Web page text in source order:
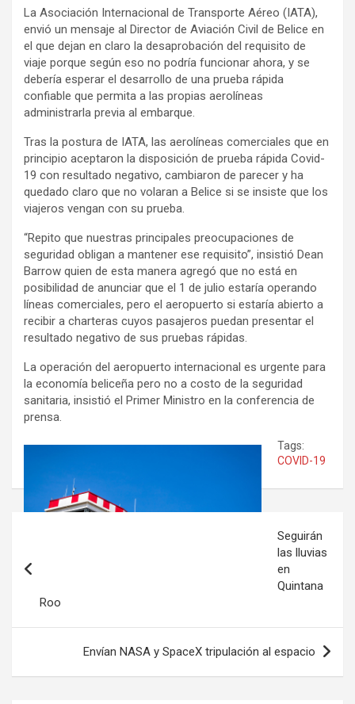
La Asociación Internacional de Transporte Aéreo (IATA),
envió un mensaje al Director de Aviación Civil de Belice en
el que dejan en claro la desaprobación del requisito de
viaje porque según eso no podría funcionar ahora, y se
debería esperar el desarrollo de una prueba rápida
confiable que permita a las propias aerolíneas
administrarla previa al embarque.
Tras la postura de IATA, las aerolíneas comerciales que en
principio aceptaron la disposición de prueba rápida Covid-
19 con resultado negativo, cambiaron de parecer y ha
quedado claro que no volaran a Belice si se insiste que los
viajeros vengan con su prueba.
“Repito que nuestras principales preocupaciones de
seguridad obligan a mantener ese requisito”, insistió Dean
Barrow quien de esta manera agregó que no está en
posibilidad de anunciar que el 1 de julio estaría operando
líneas comerciales, pero el aeropuerto si estaría abierto a
recibir a charteras cuyos pasajeros puedan presentar el
resultado negativo de sus pruebas rápidas.
La operación del aeropuerto internacional es urgente para
la economía beliceña pero no a costo de la seguridad
sanitaria, insistió el Primer Ministro en la conferencia de
prensa.
Tags:
COVID-19
entradas
Seguirán
las lluvias
en
Quintana
Roo
Envían NASA y SpaceX tripulación al espacio